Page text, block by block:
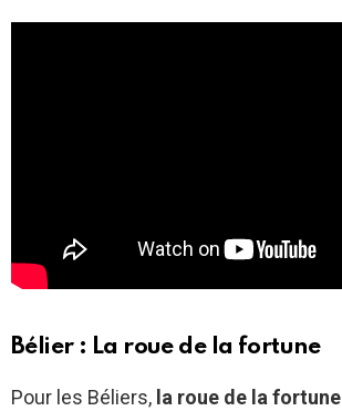
Bélier : La roue de la fortune
Pour les Béliers, la roue de la fortune